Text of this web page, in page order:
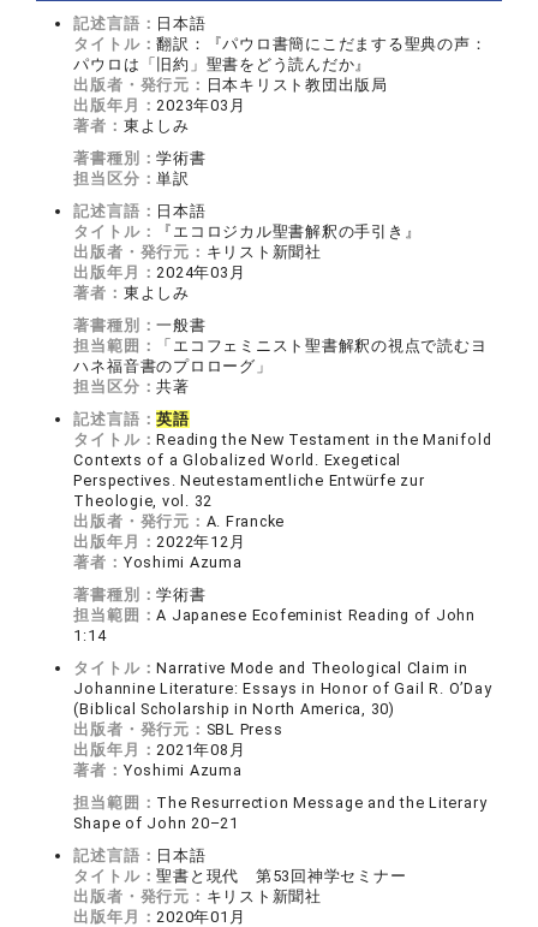
記述言語： 日本語
タイトル：翻訳：『パウロ書簡にこだまする聖典の声：
パウロは「旧約」聖書をどう読んだか』
出版者・発行元： 日本キリスト教団出版局
出版年月： 2023年03月
著者： 東よしみ
著書種別：学術書
担当区分：単訳
記述言語： 日本語
タイトル：
『エコロジカル聖書解釈の手引き』
出版者・発行元： キリスト新聞社
出版年月： 2024年03月
著者： 東よしみ
著書種別：一般書
担当範囲：
「エコフェミニスト聖書解釈の視点で読むヨ
ハネ福音書のプロローグ」
担当区分：共著
記述言語：英語
タイトル：Reading the New Testament in the Manifold
Contexts of a Globalized World. Exegetical
Perspectives. Neutestamentliche Entwürfe zur
Theologie, vol. 32
出版者・発行元： A. Francke
出版年月： 2022年12月
著者： Yoshimi Azuma
著書種別：学術書
担当範囲：A Japanese Ecofeminist Reading of John
1:14
タイトル：Narrative Mode and Theological Claim in
Johannine Literature: Essays in Honor of Gail R. O’Day
(Biblical Scholarship in North America, 30)
出版者・発行元： SBL Press
出版年月： 2021年08月
著者： Yoshimi Azuma
担当範囲： The Resurrection Message and the Literary
Shape of John 20–21
記述言語： 日本語
タイトル：聖書と現代 第53回神学セミナー
出版者・発行元： キリスト新聞社
出版年月： 2020年01月